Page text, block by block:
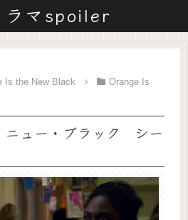
ラマspoiler
Is the New Black
Orange Is
ニュー・ブラック シー